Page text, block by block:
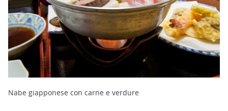
Nabe giapponese con carne e verdure